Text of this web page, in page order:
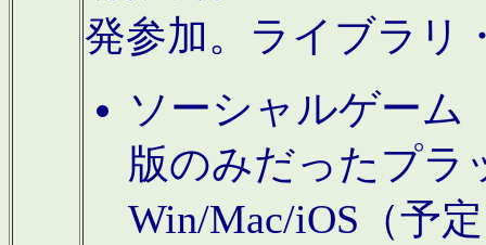
発参加。ライブラリ
ソーシャルゲーム
版のみだったプラ
Win/Mac/iOS（予